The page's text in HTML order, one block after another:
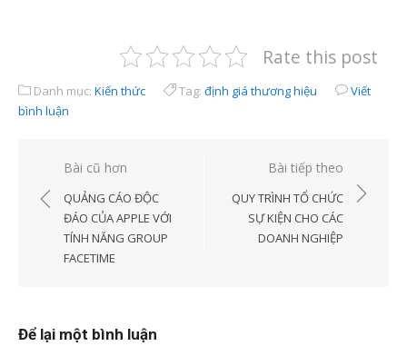
Rate this post
Danh mục: Kiến thức Tag: định giá thương hiệu
Viết
bình luận
Điều
hướng
viết
Bài cũ hơn
QUẢNG CÁO ĐỘC
ĐÁO CỦA APPLE VỚI
TÍNH NĂNG GROUP
FACETIME
Bài tiếp theo
QUY TRÌNH TỔ CHỨC
SỰ KIỆN CHO CÁC
DOANH NGHIỆP
Để lại một bình luận